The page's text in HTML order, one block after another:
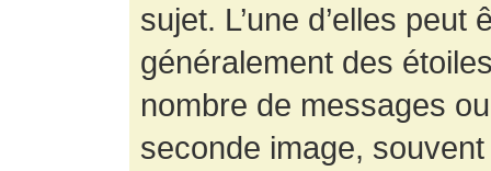
sujet. L’une d’elles
généralement des
nombre de messages
seconde image,